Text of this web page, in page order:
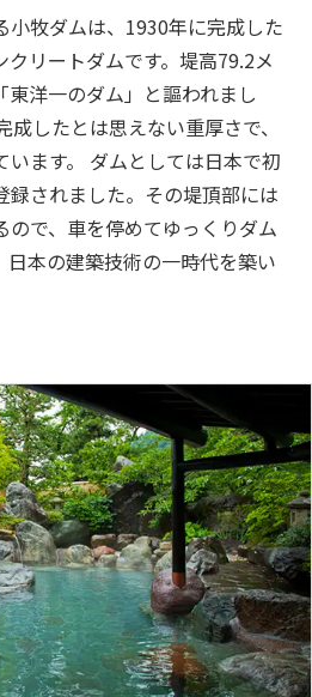
小牧ダムは、1930年に完成した
リートダムです。堤高79.2メ
洋一のダム」と謳われまし
したとは思えない重厚さで、
ます。 ダムとしては日本で初
録されました。その堤頂部には
ので、車を停めてゆっくりダム
日本の建築技術の一時代を築い